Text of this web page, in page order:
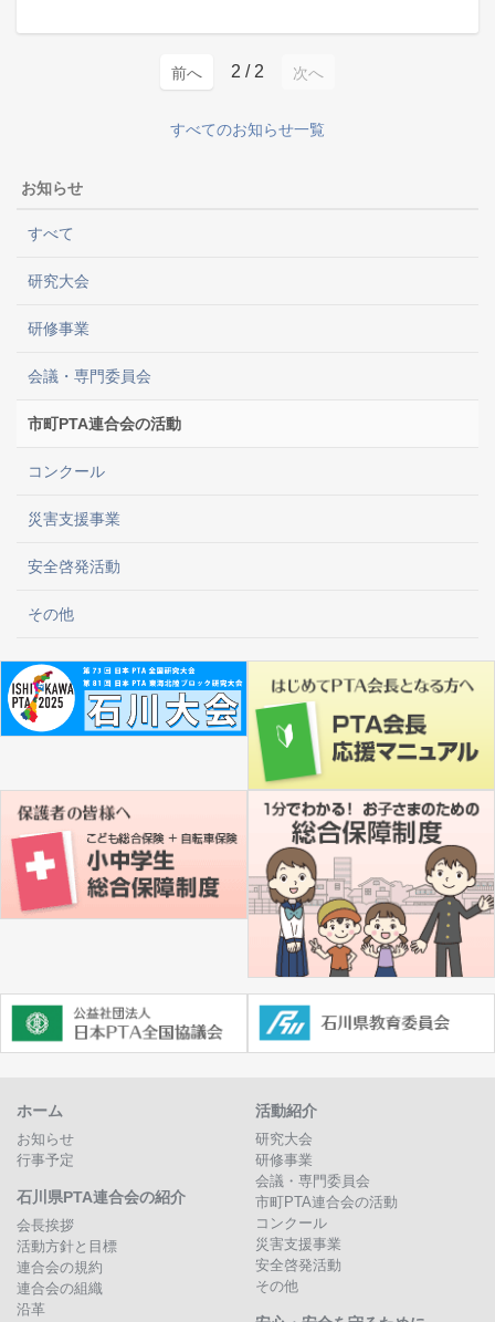
前へ 2 / 2 次へ
すべてのお知らせ一覧
お知らせ
すべて
研究大会
研修事業
会議・専門委員会
市町PTA連合会の活動
コンクール
災害支援事業
安全啓発活動
その他
ホーム
お知らせ
行事予定
石川県PTA連合会の紹介
会長挨拶
活動方針と目標
連合会の規約
連合会の組織
沿革
活動紹介
研究大会
研修事業
会議・専門委員会
市町PTA連合会の活動
コンクール
災害支援事業
安全啓発活動
その他